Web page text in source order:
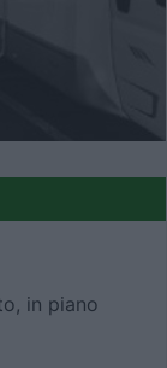
in piano